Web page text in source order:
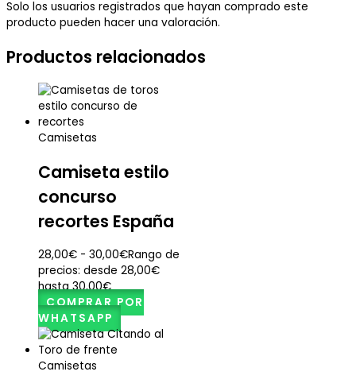
Solo los usuarios registrados que hayan comprado este
producto pueden hacer una valoración.
Productos relacionados
Camisetas
Camiseta estilo
concurso
recortes España
28,00€ - 30,00€Rango de
precios: desde 28,00€
hasta 30,00€
COMPRAR POR
WHATSAPP
Camisetas